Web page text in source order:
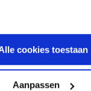
cookies toestaan
Aanpassen